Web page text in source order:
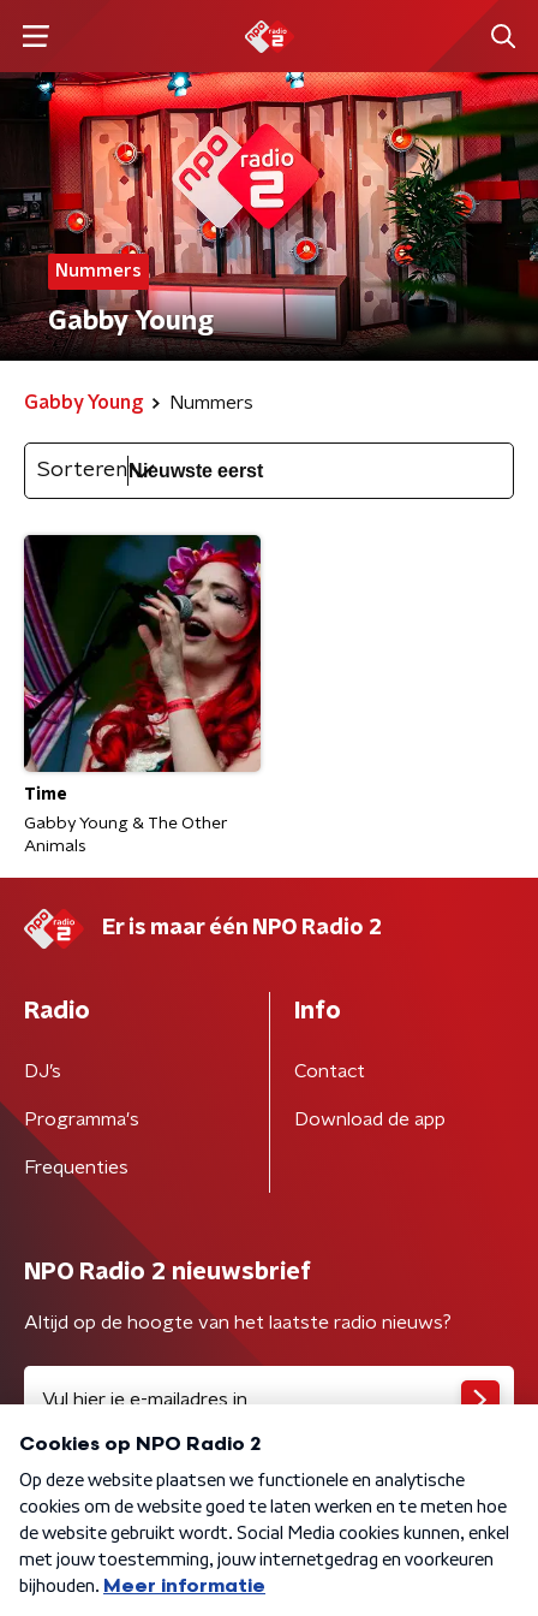
Nummers
Gabby Young
Gabby Young Nummers
Sorteren
Time
Gabby Young & The Other
Animals
Er is maar één NPO Radio 2
Radio
DJ’s
Programma's
Frequenties
Info
Contact
Download de app
NPO Radio 2 nieuwsbrief
Altijd op de hoogte van het laatste radio nieuws?
Algemene voorwaarden